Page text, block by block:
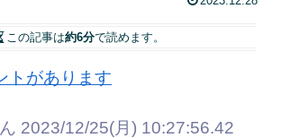
この記事は約6分で読めます。
トがあります
2023/12/25(月) 10:27:56.42